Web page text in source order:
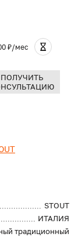
STOUT
ИТАЛИЯ
традиционный
₽/мес
ПОЛУЧИТЬ